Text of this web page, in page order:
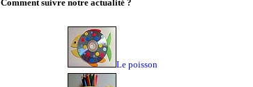
Comment suivre notre actualité ?
Le poisson